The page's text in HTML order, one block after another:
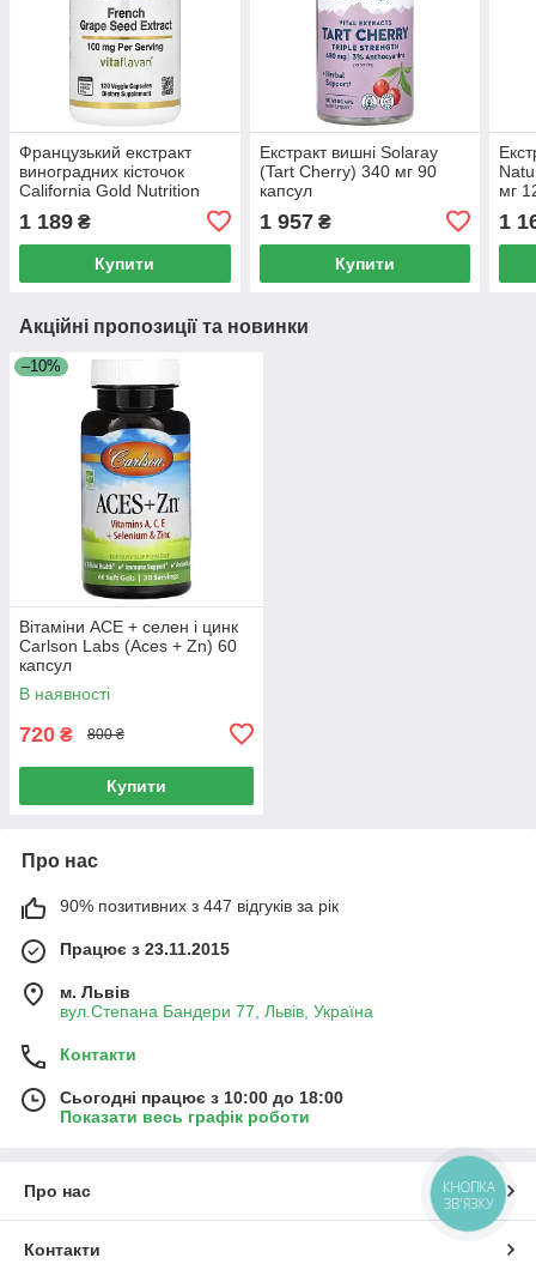
Французький екстракт
виноградних кісточок
California Gold Nutrition
Extract) 100 мг 120
вегетаріанських капсул
1 189 ₴
Купити
Екстракт вишні Solaray
(Tart Cherry) 340 мг 90
капсул
1 957₴
Купити
мг
1
Акційні пропозиції та новинки
–10%
Вітаміни ACE + селен і цинк
Carlson Labs (Aces + Zn) 60
капсул
В наявності
720 ₴ 800 ₴
Купити
Про нас
90% позитивних з 447 відгуків за рік
Працює з 23.11.2015
м. Львів
вул.Степана Бандери 77, Львів, Україна
Контакти
Сьогодні працює з 10:00 до 18:00
Показати весь графік роботи
Про нас
Контакти
КНОПКА
ЗВ'ЯЗКУ